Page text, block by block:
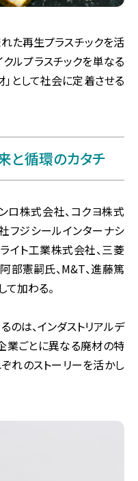
た再生プラスチックを活
ルプラスチックを単なる
として社会に定着させる
と循環のカタチ
ロ株式会社、コクヨ株式
フジシールインターナシ
イト工業株式会社、三菱
部憲嗣氏、M&T、進藤篤
加わる。
のは、インダストリアルデ
業ごとに異なる廃材の特
れのストーリーを活かし